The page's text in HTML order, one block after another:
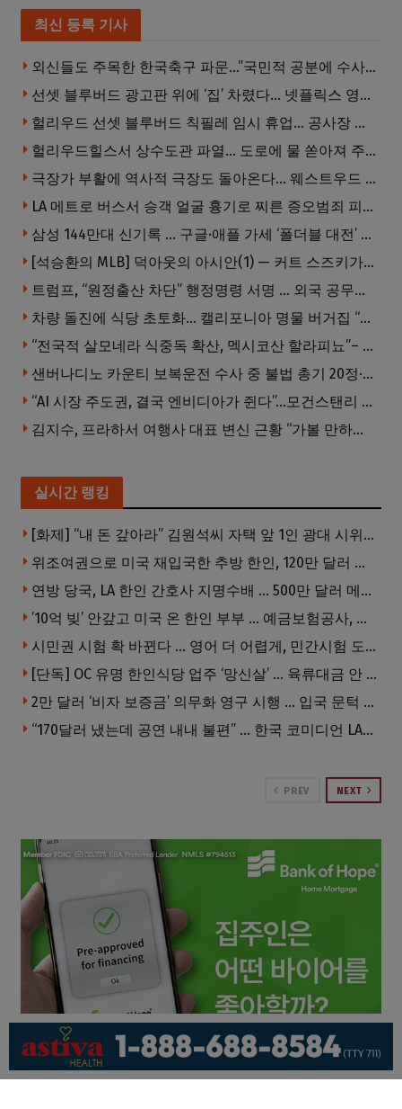
최신 등록 기사
외신들도 주목한 한국축구 파문…”국민적 공분에 수사 재개”
선셋 블루버드 광고판 위에 ‘집’ 차렸다… 넷플릭스 영화 홍보 이색 퍼포먼스
헐리우드 선셋 블루버드 칙필레 임시 휴업… 공사장 담장은 낙서로 뒤덮여
헐리우드힐스서 상수도관 파열… 도로에 물 쏟아져 주민 약 100명 피해
극장가 부활에 역사적 극장도 돌아온다… 웨스트우드 ‘브루인 극장’ 10월 재개장 추진
LA 메트로 버스서 승객 얼굴 흉기로 찌른 증오범죄 피고인, 종신형에 징역 7년 추가 선고
삼성 144만대 신기록 … 구글·애플 가세 ‘폴더블 대전’ 열린다
[석승환의 MLB] 덕아웃의 아시안(1) — 커트 스즈키가 우리에게 묻는 것
트럼프, “원정출산 차단” 행정명령 서명 … 외국 공무원 자녀도 시민권 안준다
차량 돌진에 식당 초토화… 캘리포니아 명물 버거집 “다시 일어설 수 있도록 도와주세요”
“전국적 살모네라 식중독 확산, 멕시코산 할라피뇨”– CDC
샌버나디노 카운티 보복운전 수사 중 불법 총기 20정·탄약 2만 발 압수
“AI 시장 주도권, 결국 엔비디아가 쥔다”…모건스탠리 장담
김지수, 프라하서 여행사 대표 변신 근황 “가볼 만하니…”
실시간 랭킹
[화제] “내 돈 갚아라” 김원석씨 자택 앞 1인 광대 시위 … 한인 투자사, “108만 달러 못받아”
위조여권으로 미국 재입국한 추방 한인, 120만 달러 은행 사기 행각
연방 당국, LA 한인 간호사 지명수배 … 500만 달러 메디캐어 사기, 선고 직전 한국 도주
’10억 빚’ 안갚고 미국 온 한인 부부 … 예금보험공사, 미국서 소송
시민권 시험 확 바뀐다 … 영어 더 어렵게, 민간시험 도입 추진
[단독] OC 유명 한인식당 업주 ‘망신살’ … 육류대금 안 갚자 식당서 공개추심
2만 달러 ‘비자 보증금’ 의무화 영구 시행 … 입국 문턱 더 높아진다.
“170달러 냈는데 공연 내내 불편” … 한국 코미디언 LA공연, 음향 불량에 외모 비하 개그 논란
PREV NEXT